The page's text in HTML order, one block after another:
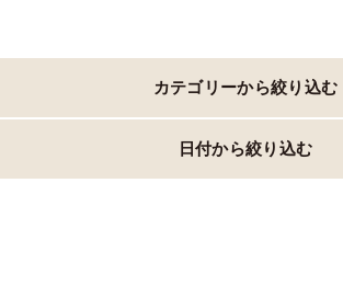
カテゴリーから絞り込む
日付から絞り込む